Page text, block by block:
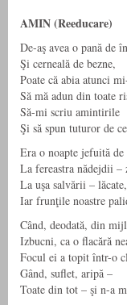
AMIN (Reeducare)
De-aş avea o pană de
Şi cerneală de bezne,
Poate că abia atunci
Să mă adun din toate
Să-mi scriu amintirile
Şi să spun tuturor de
Era o noapte jefuită
La fereastra nădejdii –
La uşa salvării – lăcate,
Iar frunţile noastre
Când, deodată, din
Izbucni, ca o flacără
Focul ei a topit într-o
Gând, suflet, aripă –
Toate din tot – şi n-a